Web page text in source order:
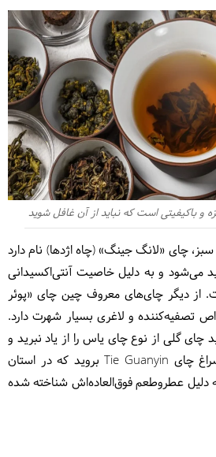
باکیفیتی است که نباید از آن غافل شوید
چای «لانگ جینگ» (چاه اژدها) نام دارد
می‌شود و به دلیل خاصیت آنتی‌اکسیدانی
از دیگر چای‌های معروف چین چای «پوئر
تصفیه‌کننده و لاغری بسیار شهرت دارد.
چای گلی از نوع چای یاس را از یاد نبرید و
در دسته چای اولانگ به سراغ چای Tie Guanyin بروید که در استان
دلیل عطروطعم فوق‌العاده‌اش شناخته شده